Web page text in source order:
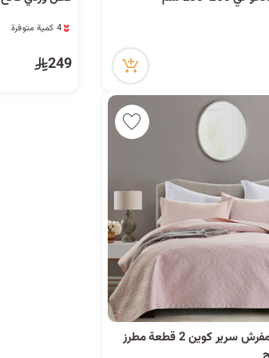
4 كمية متوفرة
249
بوتيك بلانش مفرش سرير كوين 2 قطعة مطرز